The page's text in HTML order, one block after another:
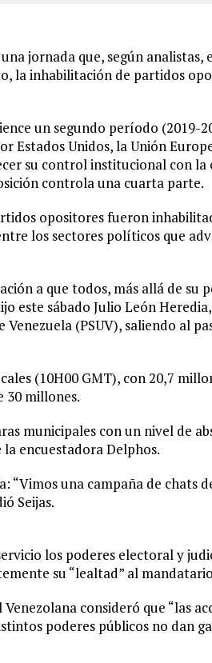
jornada que, según analistas,
la inhabilitación de partidos
un segundo período (2019-
Estados Unidos, la Unión
su control institucional con la
controla una cuarta parte.
opositores fueron
los sectores políticos que
a que todos, más allá de su
este sábado Julio León
(PSUV), saliendo al
(10H00 GMT), con 20,7
30 millones.
municipales con un nivel de
encuestadora Delphos.
una campaña de chats
Seijas.
los poderes electoral y
su “lealtad” al
consideró que “las
poderes públicos no dan